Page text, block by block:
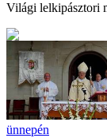
Világi lelkipásztori
ünnepén